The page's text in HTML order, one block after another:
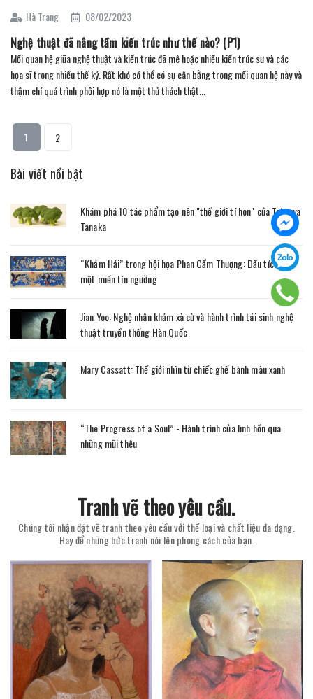
Hà Trang 08/02/2023
Nghệ thuật đã nâng tầm kiến trúc như thế nào? (P1)
Mối quan hệ giữa nghệ thuật và kiến trúc đã mê hoặc nhiều kiến trúc sư và các
họa sĩ trong nhiều thế kỷ. Rất khó có thể có sự cân bằng trong mối quan hệ này và
thậm chí quá trình phối hợp nó là một thử thách thật...
1 2
Bài viết nổi bật
Khám phá 10 tác phẩm tạo nên "thế giới tí hon" của Tatsuya
Tanaka
“Khảm Hải” trong hội họa Phan Cẩm Thượng: Dấu tích của
một miền tín ngưỡng
Jian Yoo: Nghệ nhân khảm xà cừ và hành trình tái sinh nghệ
thuật truyền thống Hàn Quốc
Mary Cassatt: Thế giới nhìn từ chiếc ghế bành màu xanh
“The Progress of a Soul” - Hành trình của linh hồn qua
những mũi thêu
Tranh vẽ theo yêu cầu.
Chúng tôi nhận đặt vẽ tranh theo yêu cầu với thể loại và chất liệu đa dạng.
Hãy để những bức tranh nói lên phong cách của bạn.